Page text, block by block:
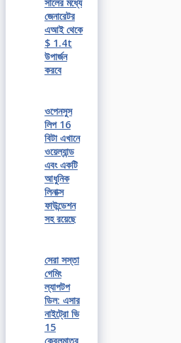
জেনারেটর
এআই থেকে
$ 1.4t
উপার্জন
করবে
ওপেনসুস
লিপ 16
বিটা এখানে
ওয়েল্যান্ড
এবং একটি
আধুনিক
লিনাক্স
ফাউন্ডেশন
সহ রয়েছে
সেরা সস্তা
গেমিং
ল্যাপটপ
ডিল: এসার
নাইট্রো ভি
15